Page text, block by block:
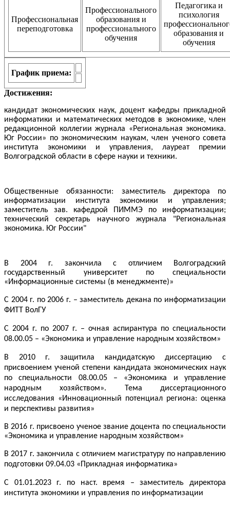
Профессиональная
переподготовка
Профессионального
образования и
профессионального
обучения
Педагогика и
психология
образования и
обучения
График приема:
Достижения:
кандидат экономических наук, доцент кафедры прикладной
информатики и математических методов в экономике, член
редакционной коллегии журнала «Региональная экономика.
Юг России» по экономическим наукам, член ученого совета
института экономики и управления, лауреат премии
Волгоградской области в сфере науки и техники.
Общественные обязанности:
заместитель директора по
информатизации института экономики и управления;
заместитель зав. кафедрой ПИММЭ по информатизации;
технический секретарь научного журнала "Региональная
экономика. Юг России"
В 2004 г. закончила с отличием Волгоградский
государственный университет по специальности
«Информационные системы (в менеджменте)»
C 2004 г. по 2006 г. – заместитель декана по информатизации
ФИТТ ВолГУ
С 2004 г. по 2007 г. – очная аспирантура по специальности
08.00.05 – «Экономика и управление народным хозяйством»
В 2010 г. защитила кандидатскую диссертацию с
присвоением ученой степени кандидата экономических наук
по специальности 08.00.05 – «Экономика и управление
народным хозяйством». Тема диссертационного
исследования «Инновационный потенциал региона: оценка
и перспективы развития»
В 2016 г. присвоено ученое звание доцента по специальности
«Экономика и управление народным хозяйством»
В 2017 г. закончила с отличием магистратуру по направлению
подготовки 09.04.03 « Прикладная информатика»
C 01.01.2023 г. по наст. время – заместитель директора
института экономики и управления по информатизации